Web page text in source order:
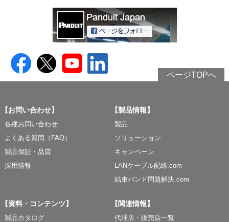
ページTOPへ
【お問い合わせ】
各種お問い合わせ
よくある質問（FAQ）
製品保証・品質
採用情報
【製品情報】
製品
ソリューション
キャンペーン
LANケーブル配線.com
結束バンド問題解決.com
【資料・コンテンツ】
製品カタログ
【関連情報】
代理店・販売店一覧